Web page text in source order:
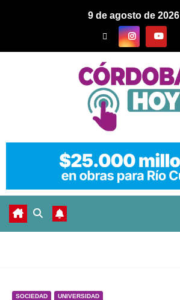
9 de agosto de 2026
SOCIEDAD UNIVERSIDAD